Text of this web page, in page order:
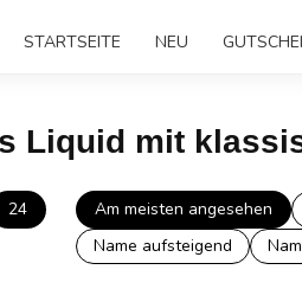
STARTSEITE NEU
Liquid mit
24
Am meisten angesehen
Name aufsteigend